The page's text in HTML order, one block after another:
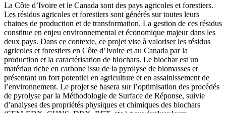
La Côte d’Ivoire et le Canada sont des pays agricoles et forestiers.
Les résidus agricoles et forestiers sont générés sur toutes leurs
chaines de production et de transformation. La gestion de ces résidus
constitue en enjeu environnemental et économique majeur dans les
deux pays. Dans ce contexte, ce projet vise à valoriser les résidus
agricoles et forestiers en Côte d’Ivoire et au Canada par la
production et la caractérisation de biochars. Le biochar est un
matériau riche en carbone issu de la pyrolyse de biomasses et
présentant un fort potentiel en agriculture et en assainissement de
l’environnement. Le projet se basera sur l’optimisation des procédés
de pyrolyse par la Méthodologie de Surface de Réponse, suivie
d’analyses des propriétés physiques et chimiques des biochars